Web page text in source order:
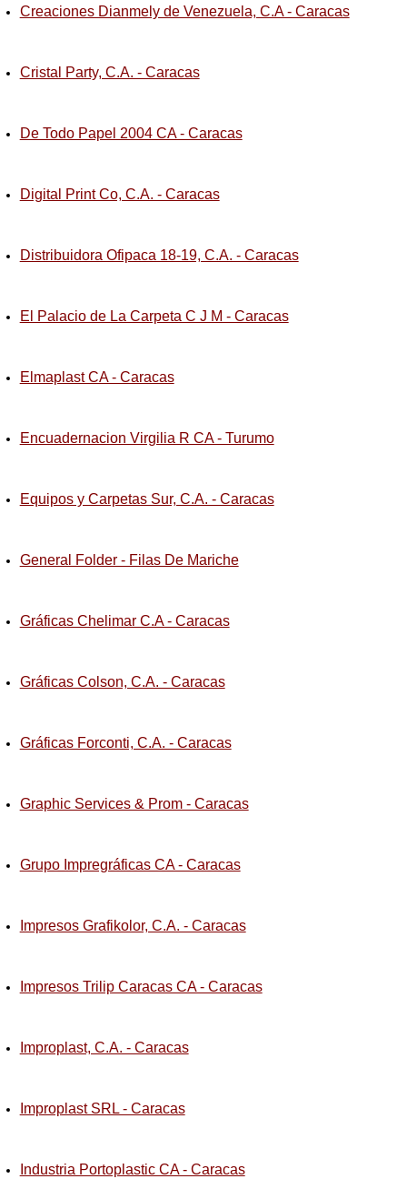
Creaciones Dianmely de Venezuela, C.A - Caracas
Cristal Party, C.A. - Caracas
De Todo Papel 2004 CA - Caracas
Digital Print Co, C.A. - Caracas
Distribuidora Ofipaca 18-19, C.A. - Caracas
El Palacio de La Carpeta C J M - Caracas
Elmaplast CA - Caracas
Encuadernacion Virgilia R CA - Turumo
Equipos y Carpetas Sur, C.A. - Caracas
General Folder - Filas De Mariche
Gráficas Chelimar C.A - Caracas
Gráficas Colson, C.A. - Caracas
Gráficas Forconti, C.A. - Caracas
Graphic Services & Prom - Caracas
Grupo Impregráficas CA - Caracas
Impresos Grafikolor, C.A. - Caracas
Impresos Trilip Caracas CA - Caracas
Improplast, C.A. - Caracas
Improplast SRL - Caracas
Industria Portoplastic CA - Caracas